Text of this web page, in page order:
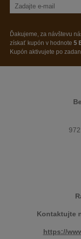
Ďakujeme, za návštevu
získať kupón v hodnote 5
Kupón aktivujete po
Kontaktujte
https://